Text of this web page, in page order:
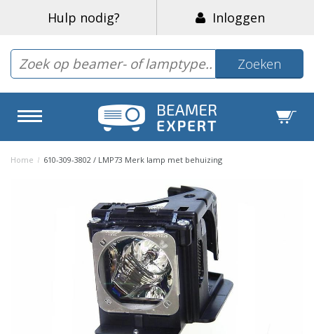
Hulp nodig? Inloggen
Zoeken
Home / 610-309-3802 / LMP73 Merk lamp met behuizing